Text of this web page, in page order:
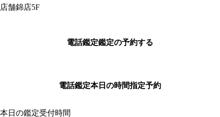
店舗錦店5F
電話鑑定鑑定の予約する
電話鑑定本日の時間指定予約
本日の鑑定受付時間